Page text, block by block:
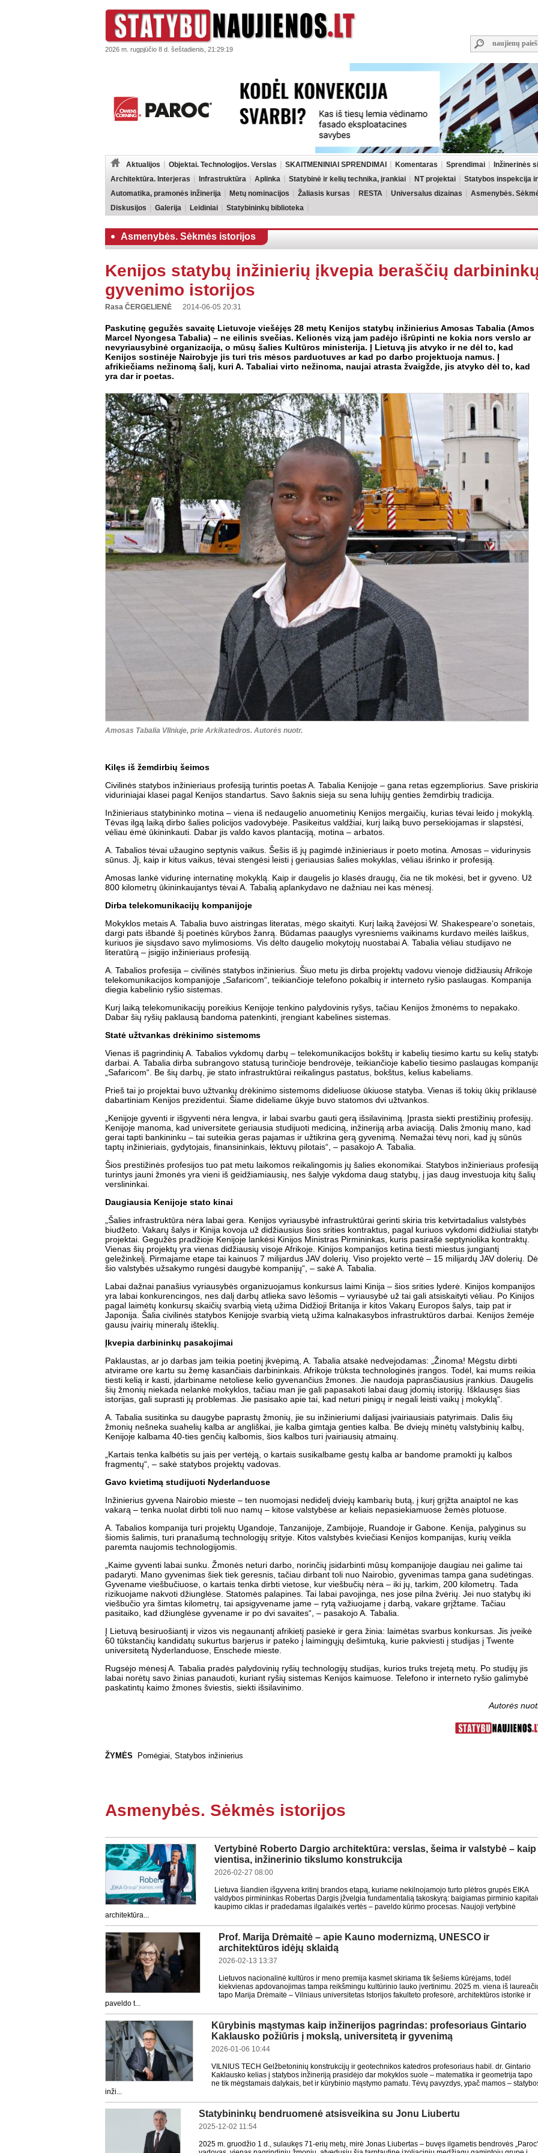
2026 m. rugpjūčio 8 d. šeštadienis, 21:29:19
Aktualijos Objektai. Technologijos. Verslas SKAITMENINIAI SPRENDIMAI Komentaras Sprendimai
Inžinerinės
Architektūra. Interjeras
Infrastruktūra Aplinka Statybinė ir kelių technika, įrankiai NT projektai
Statybos inspekcija
Automatika, pramonės inžinerija
Metų nominacijos Žaliasis kursas RESTA Universalus dizainas
Asmenybės.
Diskusijos
Galerija Leidiniai Statybininkų biblioteka
Asmenybės. Sėkmės istorijos
Kenijos statybų inžinierių įkvepia beraščių
gyvenimo istorijos
Rasa ČERGELIENĖ 2014-06-05 20:31
Paskutinę gegužės savaitę Lietuvoje viešėjęs 28 metų Kenijos statybų inžinierius Amosas Tabalia (Amos
Marcel Nyongesa Tabalia) – ne eilinis svečias. Kelionės vizą jam padėjo išrūpinti ne kokia nors verslo ar
nevyriausybinė organizacija, o mūsų šalies Kultūros ministerija. Į Lietuvą jis atvyko ir ne dėl to, kad
Kenijos sostinėje Nairobyje jis turi tris mėsos parduotuves ar kad po darbo projektuoja namus. Į
afrikiečiams nežinomą šalį, kuri A. Tabaliai virto nežinoma, naujai atrasta žvaigžde, jis atvyko dėl to, kad
yra dar ir poetas.
Amosas Tabalia VIlniuje, prie Arkikatedros. Autorės nuotr.
Kilęs iš žemdirbių šeimos
Civilinės statybos inžinieriaus profesiją turintis poetas A. Tabalia Kenijoje – gana retas egzempliorius. Save
viduriniajai klasei pagal Kenijos standartus. Savo šaknis sieja su sena luhijų genties žemdirbių tradicija.
Inžinieriaus statybininko motina – viena iš nedaugelio anuometinių Kenijos mergaičių, kurias tėvai leido į mokyklą.
Tėvas ilgą laiką dirbo šalies policijos vadovybėje. Pasikeitus valdžiai, kurį laiką buvo persekiojamas ir slapstėsi,
vėliau ėmė ūkininkauti. Dabar jis valdo kavos plantaciją, motina – arbatos.
A. Tabalios tėvai užaugino septynis vaikus. Šešis iš jų pagimdė inžinieriaus ir poeto motina. Amosas – vidurinysis
sūnus. Jį, kaip ir kitus vaikus, tėvai stengėsi leisti į geriausias šalies mokyklas, vėliau išrinko ir profesiją.
Amosas lankė vidurinę internatinę mokyklą. Kaip ir daugelis jo klasės draugų, čia ne tik mokėsi, bet ir gyveno. Už
800 kilometrų ūkininkaujantys tėvai A. Tabalią aplankydavo ne dažniau nei kas mėnesį.
Dirba telekomunikacijų kompanijoje
Mokyklos metais A. Tabalia buvo aistringas literatas, mėgo skaityti. Kurį laiką žavėjosi W. Shakespeare‘o sonetais,
dargi pats išbandė šį poetinės kūrybos žanrą. Būdamas paauglys vyresniems vaikinams kurdavo meilės laiškus,
kuriuos jie siųsdavo savo mylimosioms. Vis dėlto daugelio mokytojų nuostabai A. Tabalia vėliau studijavo ne
literatūrą – įsigijo inžinieriaus profesiją.
A. Tabalios profesija – civilinės statybos inžinierius. Šiuo metu jis dirba projektų vadovu vienoje didžiausių Afrikoje
telekomunikacijos kompanijoje „Safaricom“, teikiančioje telefono pokalbių ir interneto ryšio paslaugas. Kompanija
diegia kabelinio ryšio sistemas.
Kurį laiką telekomunikacijų poreikius Kenijoje tenkino palydovinis ryšys, tačiau Kenijos žmonėms to nepakako.
Dabar šių ryšių paklausą bandoma patenkinti, įrengiant kabelines sistemas.
Statė užtvankas drėkinimo sistemoms
Vienas iš pagrindinių A. Tabalios vykdomų darbų – telekomunikacijos bokštų ir kabelių tiesimo kartu su kelių
darbai. A. Tabalia dirba subrangovo statusą turinčioje bendrovėje, teikiančioje kabelio tiesimo paslaugas
„Safaricom“. Be šių darbų, jie stato infrastruktūrai reikalingus pastatus, bokštus, kelius kabeliams.
Prieš tai jo projektai buvo užtvankų drėkinimo sistemoms dideliuose ūkiuose statyba. Vienas iš tokių ūkių priklausė
dabartiniam Kenijos prezidentui. Šiame dideliame ūkyje buvo statomos dvi užtvankos.
„Kenijoje gyventi ir išgyventi nėra lengva, ir labai svarbu gauti gerą išsilavinimą. Įprasta siekti prestižinių profesijų.
Kenijoje manoma, kad universitete geriausia studijuoti mediciną, inžineriją arba aviaciją. Dalis žmonių mano, kad
gerai tapti bankininku – tai suteikia geras pajamas ir užtikrina gerą gyvenimą. Nemažai tėvų nori, kad jų sūnūs
taptų inžinieriais, gydytojais, finansininkais, lėktuvų pilotais“, – pasakojo A. Tabalia.
Šios prestižinės profesijos tuo pat metu laikomos reikalingomis jų šalies ekonomikai. Statybos inžinieriaus profesiją
turintys jauni žmonės yra vieni iš geidžiamiausių, nes šalyje vykdoma daug statybų, į jas daug investuoja kitų šalių
verslininkai.
Daugiausia Kenijoje stato kinai
„Šalies infrastruktūra nėra labai gera. Kenijos vyriausybė infrastruktūrai gerinti skiria tris ketvirtadalius valstybės
biudžeto. Vakarų šalys ir Kinija kovoja už didžiausius šios srities kontraktus, pagal kuriuos vykdomi didžiuliai
projektai. Gegužės pradžioje Kenijoje lankėsi Kinijos Ministras Pirmininkas, kuris pasirašė septyniolika kontraktų.
Vienas šių projektų yra vienas didžiausių visoje Afrikoje. Kinijos kompanijos ketina tiesti miestus jungiantį
geležinkelį. Pirmajame etape tai kainuos 7 milijardus JAV dolerių. Viso projekto vertė – 15 milijardų JAV dolerių.
šio valstybės užsakymo rungėsi daugybė kompanijų“, – sakė A. Tabalia.
Labai dažnai panašius vyriausybės organizuojamus konkursus laimi Kinija – šios srities lyderė. Kinijos kompanijos
yra labai konkurencingos, nes dalį darbų atlieka savo lėšomis – vyriausybė už tai gali atsiskaityti vėliau. Po Kinijos
pagal laimėtų konkursų skaičių svarbią vietą užima Didžioji Britanija ir kitos Vakarų Europos šalys, taip pat ir
Japonija. Šalia civilinės statybos Kenijoje svarbią vietą užima kalnakasybos infrastruktūros darbai. Kenijos žemėje
gausu įvairių mineralų išteklių.
Įkvepia darbininkų pasakojimai
Paklaustas, ar jo darbas jam teikia poetinį įkvėpimą, A. Tabalia atsakė nedvejodamas: „Žinoma! Mėgstu dirbti
atvirame ore kartu su žemę kasančiais darbininkais. Afrikoje trūksta technologinės įrangos. Todėl, kai mums reikia
tiesti kelią ir kasti, įdarbiname netoliese kelio gyvenančius žmones. Jie naudoja paprasčiausius įrankius. Daugelis
šių žmonių niekada nelankė mokyklos, tačiau man jie gali papasakoti labai daug įdomių istorijų. Išklausęs šias
istorijas, gali suprasti jų problemas. Jie pasisako apie tai, kad neturi pinigų ir negali leisti vaikų į mokyklą“.
A. Tabalia susitinka su daugybe paprastų žmonių, jie su inžinieriumi dalijasi įvairiausiais patyrimais. Dalis šių
žmonių nešneka suahelių kalba ar angliškai, jie kalba gimtąja genties kalba. Be dviejų minėtų valstybinių kalbų,
Kenijoje kalbama 40-ties genčių kalbomis, šios kalbos turi įvairiausių atmainų.
„Kartais tenka kalbėtis su jais per vertėją, o kartais susikalbame gestų kalba ar bandome pramokti jų kalbos
fragmentų“, – sakė statybos projektų vadovas.
Gavo kvietimą studijuoti Nyderlanduose
Inžinierius gyvena Nairobio mieste – ten nuomojasi nedidelį dviejų kambarių butą, į kurį grįžta anaiptol ne kas
vakarą – tenka nuolat dirbti toli nuo namų – kitose valstybėse ar keliais nepasiekiamuose žemės plotuose.
A. Tabalios kompanija turi projektų Ugandoje, Tanzanijoje, Zambijoje, Ruandoje ir Gabone. Kenija, palyginus su
šiomis šalimis, turi pranašumą technologijų srityje. Kitos valstybės kviečiasi Kenijos kompanijas, kurių veikla
paremta naujomis technologijomis.
„Kaime gyventi labai sunku. Žmonės neturi darbo, norinčių įsidarbinti mūsų kompanijoje daugiau nei galime tai
padaryti. Mano gyvenimas šiek tiek geresnis, tačiau dirbant toli nuo Nairobio, gyvenimas tampa gana sudėtingas.
Gyvename viešbučiuose, o kartais tenka dirbti vietose, kur viešbučių nėra – iki jų, tarkim, 200 kilometrų. Tada
rizikuojame nakvoti džiunglėse. Statomės palapines. Tai labai pavojinga, nes jose pilna žvėrių. Jei nuo statybų iki
viešbučio yra šimtas kilometrų, tai apsigyvename jame – rytą važiuojame į darbą, vakare grįžtame. Tačiau
pasitaiko, kad džiunglėse gyvename ir po dvi savaites“, – pasakojo A. Tabalia.
Į Lietuvą besiruošiantį ir vizos vis negaunantį afrikietį pasiekė ir gera žinia: laimėtas svarbus konkursas. Jis įveikė
60 tūkstančių kandidatų sukurtus barjerus ir pateko į laimingųjų dešimtuką, kurie pakviesti į studijas į Twente
universitetą Nyderlanduose, Enschede mieste.
Rugsėjo mėnesį A. Tabalia pradės palydovinių ryšių technologijų studijas, kurios truks trejetą metų. Po studijų jis
labai norėtų savo žinias panaudoti, kuriant ryšių sistemas Kenijos kaimuose. Telefono ir interneto ryšio galimybė
paskatintų kaimo žmones šviestis, siekti išsilavinimo.
Autorės
ŽYMĖS Pomėgiai, Statybos inžinierius
Asmenybės. Sėkmės istorijos
Vertybinė Roberto Dargio architektūra: verslas, šeima ir valstybė – kaip
vientisa, inžinerinio tikslumo konstrukcija
2026-02-27 08:00
Lietuva šiandien išgyvena kritinį brandos etapą, kuriame nekilnojamojo turto plėtros grupės EIKA
valdybos pirmininkas Robertas Dargis įžvelgia fundamentalią takoskyrą: baigiamas pirminio
kaupimo ciklas ir pradedamas ilgalaikės vertės – paveldo kūrimo procesas. Naujoji vertybinė
architektūra...
Prof. Marija Drėmaitė – apie Kauno modernizmą, UNESCO ir
architektūros idėjų sklaidą
2026-02-13 13:37
Lietuvos nacionalinė kultūros ir meno premija kasmet skiriama tik šešiems kūrėjams, todėl
kiekvienas apdovanojimas tampa reikšmingu kultūrinio lauko įvertinimu. 2025 m. viena iš
tapo Marija Drėmaitė – Vilniaus universitetas Istorijos fakulteto profesorė, architektūros istorikė ir
paveldo t...
Kūrybinis mąstymas kaip inžinerijos pagrindas: profesoriaus Gintario
Kaklausko požiūris į mokslą, universitetą ir gyvenimą
2026-01-06 10:44
VILNIUS TECH Gelžbetoninių konstrukcijų ir geotechnikos katedros profesoriaus habil. dr. Gintario
Kaklausko kelias į statybos inžineriją prasidėjo dar mokyklos suole – matematika ir geometrija tapo
ne tik mėgstamais dalykais, bet ir kūrybinio mąstymo pamatu. Tėvų pavyzdys, ypač mamos –
inži...
Statybininkų bendruomenė atsisveikina su Jonu Liubertu
2025-12-02 11:54
2025 m. gruodžio 1 d., sulaukęs 71-erių metų, mirė Jonas Liubertas – buvęs ilgametis bendrovės